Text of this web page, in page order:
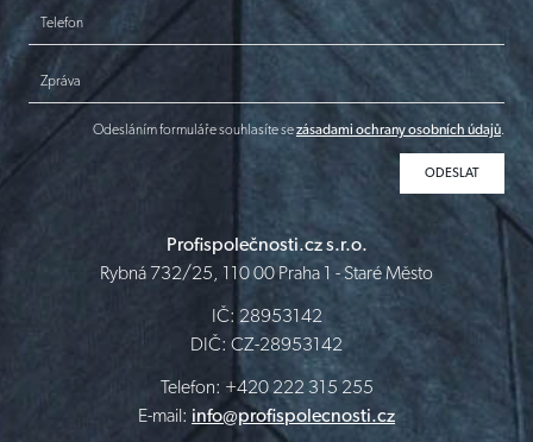
Telefon
Zpráva
Odesláním formuláře souhlasíte sezásadami ochrany osobních údajů.
Profispolečnosti.cz s.r.o.
Rybná 732/25, 110 00 Praha 1 - Staré Město
IČ: 28953142
DIČ: CZ-28953142
Telefon: +420 222 315 255
E-mail: info@profispolecnosti.cz